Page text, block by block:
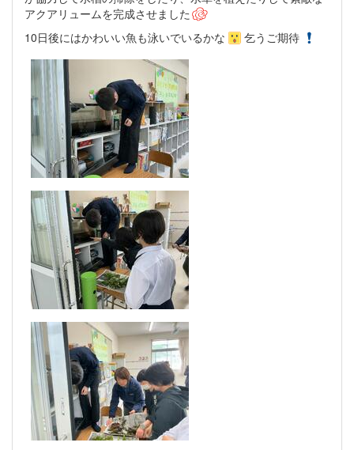
アクアリュームを完成させました
10日後にはかわいい魚も泳いでいるかな
乞うご期待